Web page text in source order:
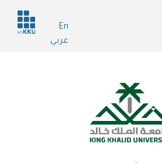
En
عربي
Header
services